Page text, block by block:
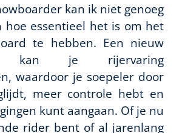
kan ik niet genoeg
hoe essentieel het is om het
te hebben. Een nieuw
kan je rijervaring
waardoor je soepeler door
meer controle hebt en
kunt aangaan. Of je nu
rider bent of al jarenlang